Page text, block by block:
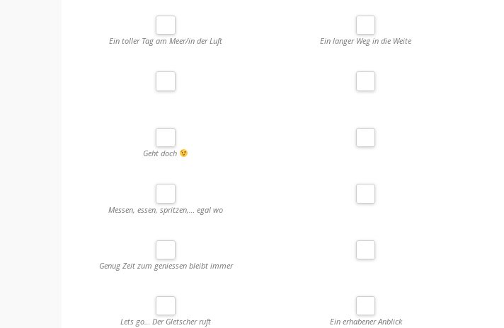
Ein toller Tag am Meer/in der Luft Ein langer Weg in die Weite
Geht doch
Messen, essen, spritzen,… egal wo
Genug Zeit zum geniessen bleibt immer
Lets go… Der Gletscher ruft Ein erhabener Anblick